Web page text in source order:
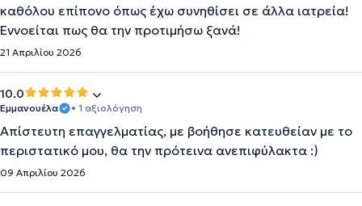
καθόλου επίπονο όπως έχω συνηθίσει σε άλλα ιατρεία!
Εννοείται πως θα την προτιμήσω ξανά!
21 Απριλίου 2026
10.0
Εμμανουέλα • 1 αξιολόγηση
Απίστευτη επαγγελματίας, με βοήθησε κατευθείαν με το
περιστατικό μου, θα την πρότεινα ανεπιφύλακτα :)
09 Απριλίου 2026